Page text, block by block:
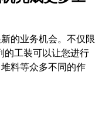
的业务机会。不仅限
的工装可以让您进行
料等众多不同的作